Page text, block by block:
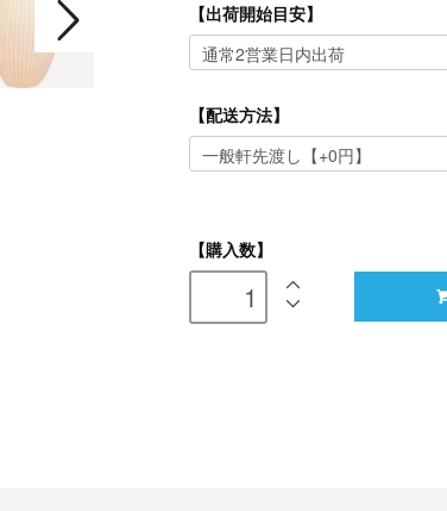
【出荷開始目安】
【配送方法】
【購入数】